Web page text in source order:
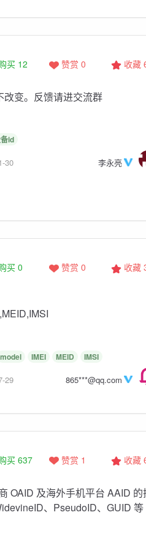
收藏
赞赏 0
买 12
变。反馈请进交流群
id
30 李永亮
收藏
赞赏 0
买 0
model IMEI MEID IMSI
29 865***@qq.com
收藏
赞赏 1
买 637
OAID 及海外手机平台 AAID 的
、PseudoID、GUID 等